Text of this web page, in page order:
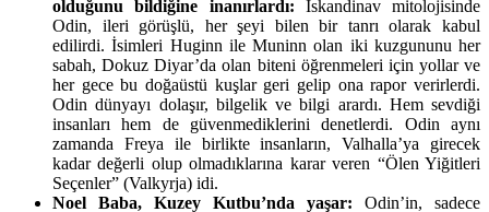
olduğunu bildiğine inanırlardı: İskandinav mitolojisinde
Odin, ileri görüşlü, her şeyi bilen bir tanrı olarak kabul
edilirdi. İsimleri Huginn ile Muninn olan iki kuzgununu her
sabah, Dokuz Diyar’da olan biteni öğrenmeleri için yollar ve
her gece bu doğaüstü kuşlar geri gelip ona rapor verirlerdi.
Odin dünyayı dolaşır, bilgelik ve bilgi arardı. Hem sevdiği
insanları hem de güvenmediklerini denetlerdi. Odin aynı
zamanda Freya ile birlikte insanların, Valhalla’ya girecek
kadar değerli olup olmadıklarına karar veren “Ölen Yiğitleri
Seçenler” (Valkyrja) idi.
Noel Baba, Kuzey Kutbu’nda yaşar: Odin’in, sadece